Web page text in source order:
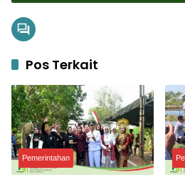
Pos Terkait
Pemerintahan